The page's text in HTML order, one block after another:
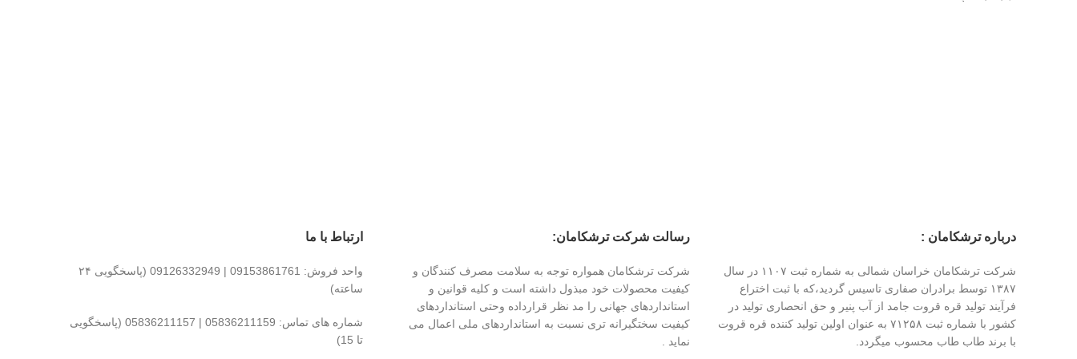
درباره ترشکامان :
شرکت ترشکامان خراسان شمالی به شماره ثبت ۱۱۰۷ در سال
۱۳۸۷ توسط برادران صفاری تاسیس گردید،که با ثبت اختراع
فرآیند تولید قره قروت جامد از آب پنیر و حق انحصاری تولید در
کشور با شماره ثبت ۷۱۲۵۸ به عنوان اولین تولید کننده قره قروت
با برند طاب طاب محسوب میگردد.
رسالت شرکت ترشکامان:
شرکت ترشکامان همواره توجه به سلامت مصرف کنندگان و
کیفیت محصولات خود مبذول داشته است و کلیه قوانین و
استانداردهای جهانی را مد نظر قرارداده وحتی استانداردهای
کیفیت سختگیرانه تری نسبت به استانداردهای ملی اعمال می
نماید .
ارتباط با ما
واحد فروش: 09153861761 | 09126332949 (پاسخگویی ۲۴
ساعته)
شماره های تماس: 05836211159 | 05836211157 (پاسخگویی
تا 15)